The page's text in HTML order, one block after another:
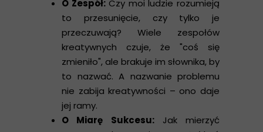
O Zespół:Czy moi ludzie rozumieją
to przesunięcie, czy tylko je
przeczuwają? Wiele zespołów
kreatywnych czuje, że "coś się
zmieniło", ale brakuje im słownika, by
to nazwać. A nazwanie problemu
nie zabija kreatywności – ono daje
jej ramy.
O Miarę Sukcesu:Jak mierzyć